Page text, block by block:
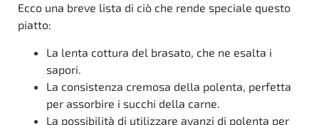
Ecco una breve lista di ciò che rende speciale questo
piatto:
La lenta cottura del brasato, che ne esalta i
sapori.
La consistenza cremosa della polenta, perfetta
per assorbire i succhi della carne.
La possibilità di utilizzare avanzi di polenta per